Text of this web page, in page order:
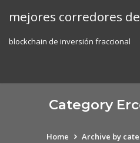
mejores corredores
blockchain de inversión fraccional
Category
Home Archive by